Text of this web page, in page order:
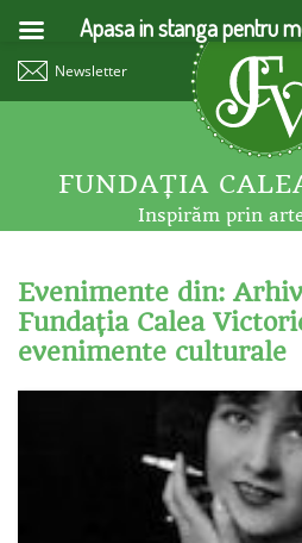
Newsletter
FUNDAŢIA
Inspirăm prin
Evenimente din:
Fundaţia Calea
evenimente culturale
Apasa in stanga pentru